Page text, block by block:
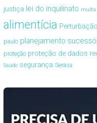
justiça lei do inquilinato multa
alimentícia
paulo planejamento
proteção proteção de dados
Saúde segurança Serasa